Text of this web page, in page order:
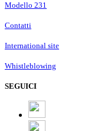
Modello 231
Contatti
International site
Whistleblowing
SEGUICI